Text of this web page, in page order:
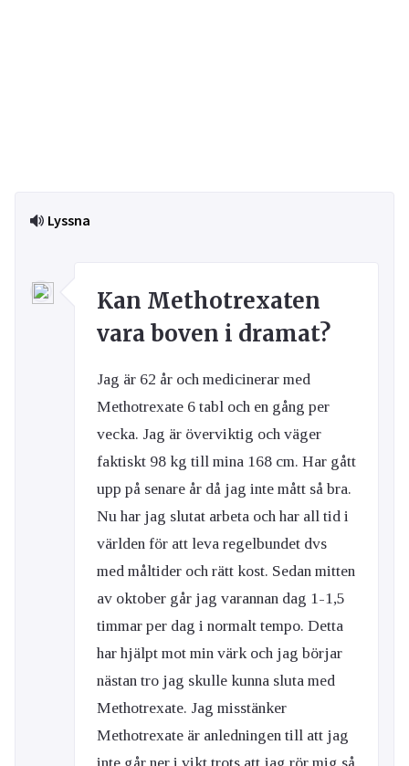
Lyssna
Kan Methotrexaten
vara boven i dramat?
Jag är 62 år och medicinerar med
Methotrexate 6 tabl och en gång per
vecka. Jag är överviktig och väger
faktiskt 98 kg till mina 168 cm. Har gått
upp på senare år då jag inte mått så bra.
Nu har jag slutat arbeta och har all tid i
världen för att leva regelbundet dvs
med måltider och rätt kost. Sedan mitten
av oktober går jag varannan dag 1-1,5
timmar per dag i normalt tempo. Detta
har hjälpt mot min värk och jag börjar
nästan tro jag skulle kunna sluta med
Methotrexate. Jag misstänker
Methotrexate är anledningen till att jag
inte går ner i vikt trots att jag rör mig så